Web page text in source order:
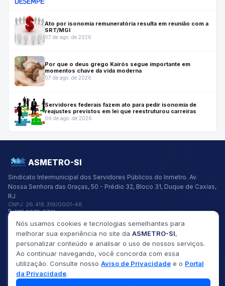
Ato por isonomia remuneratória resulta em reunião com a
SRT/MGI
07 de ago. de 2026
Por que o deus grego Kairós segue importante em
momentos chave da vida moderna
07 de ago. de 2026
Servidores federais fazem ato para pedir isonomia de
reajustes previstos em lei que reestruturou carreiras
06 de ago. de 2026
ASMETRO-SI
Sindicato Intermunicipal dos Servidores Públicos do Inmetro. Av.
Nossa Senhora das Graças, 50 - Prédio 32, Bloco 31, Duque de Caxias,
RJ
CNPJ: 26.418.319/0001-48
(21) 2679-9741
asmetro@asmetro.org.br
Links Rápidos
Institucional
Gestão
Saúde
Convênios
Fóruns
Seus Direitos
Nós usamos cookies e tecnologias semelhantes para
melhorar sua experiência no site da ASMETRO-SI,
personalizar conteúdo e analisar o uso de nossos serviços.
Ao continuar navegando, você concorda com essa
utilização. Consulte nosso Aviso de Privacidade e o Portal
da Privacidade.